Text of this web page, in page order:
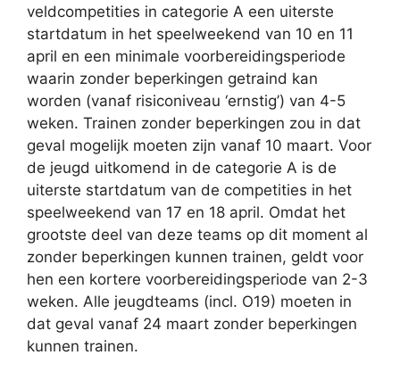
veldcompetities in categorie A een uiterste
startdatum in het speelweekend van 10 en 11
april en een minimale voorbereidingsperiode
waarin zonder beperkingen getraind kan
worden (vanaf risiconiveau ‘ernstig’) van 4-5
weken. Trainen zonder beperkingen zou in dat
geval mogelijk moeten zijn vanaf 10 maart. Voor
de jeugd uitkomend in de categorie A is de
uiterste startdatum van de competities in het
speelweekend van 17 en 18 april. Omdat het
grootste deel van deze teams op dit moment al
zonder beperkingen kunnen trainen, geldt voor
hen een kortere voorbereidingsperiode van 2-3
weken. Alle jeugdteams (incl. O19) moeten in
dat geval vanaf 24 maart zonder beperkingen
kunnen trainen.